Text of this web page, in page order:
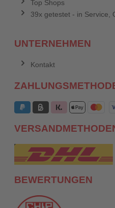
Top Shops
39x getestet - in Service,
UNTERNEHMEN
Kontakt
BEWERTUNGEN